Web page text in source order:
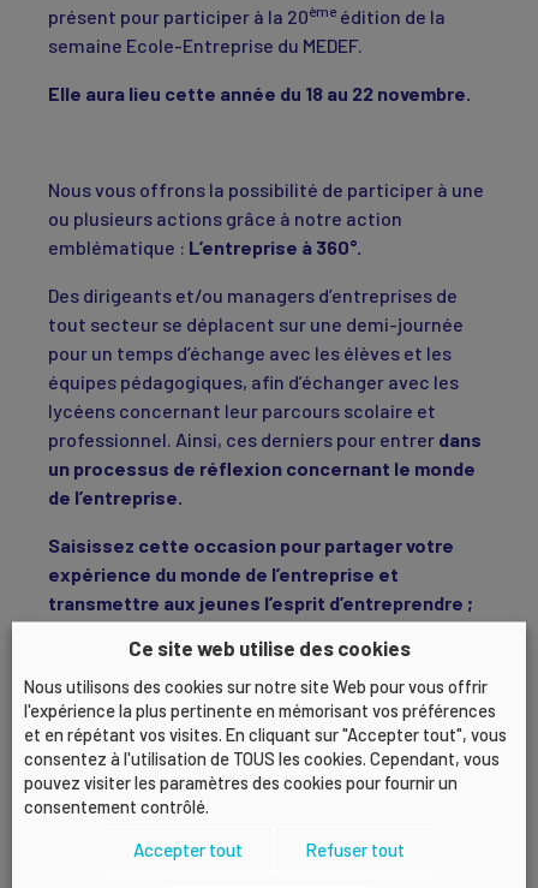
présent pour participer à la 20ème édition de la
semaine Ecole-Entreprise du MEDEF.
Elle aura lieu cette année du 18 au 22 novembre.
Nous vous offrons la possibilité de participer à une
ou plusieurs actions grâce à notre action
emblématique : L’entreprise à 360°.
Des dirigeants et/ou managers d’entreprises de
tout secteur se déplacent sur une demi-journée
pour un temps d’échange avec les élèves et les
équipes pédagogiques, afin d’échanger avec les
lycéens concernant leur parcours scolaire et
professionnel. Ainsi, ces derniers pour entrer dans
un processus de réflexion concernant le monde
de l’entreprise.
Saisissez cette occasion pour partager votre
expérience du monde de l’entreprise et
transmettre aux jeunes l’esprit d’entreprendre ;
Découvrez le calendrier de programmationet
inscrivez-vous dès maintenant auprès de :
Kildine GATTO, Chargée de mission Actions Ecole –
Entreprise
Ce site web utilise des cookies
Nous utilisons des cookies sur notre site Web pour vous offrir
l'expérience la plus pertinente en mémorisant vos préférences
et en répétant vos visites. En cliquant sur "Accepter tout", vous
consentez à l'utilisation de TOUS les cookies. Cependant, vous
pouvez visiter les paramètres des cookies pour fournir un
consentement contrôlé.
Accepter tout Refuser tout